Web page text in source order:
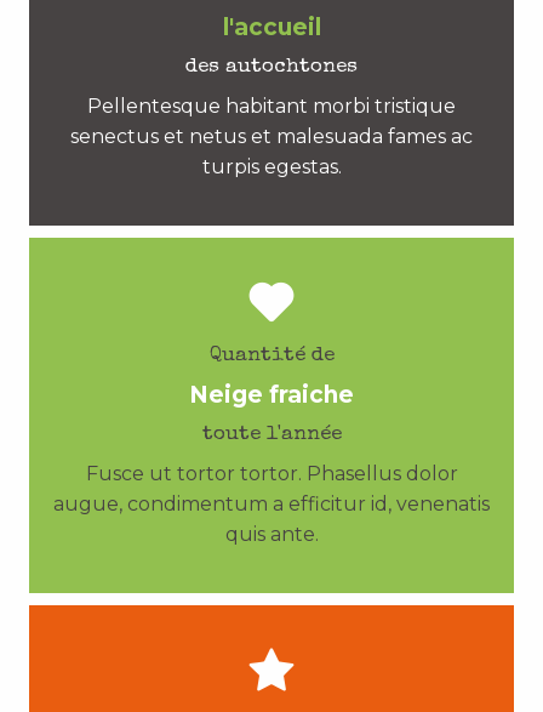
l'accueil
des autochtones
Pellentesque habitant morbi tristique
senectus et netus et malesuada fames ac
turpis egestas.
Quantité de
Neige fraiche
toute l'année
Fusce ut tortor tortor. Phasellus dolor
augue, condimentum a efficitur id, venenatis
quis ante.